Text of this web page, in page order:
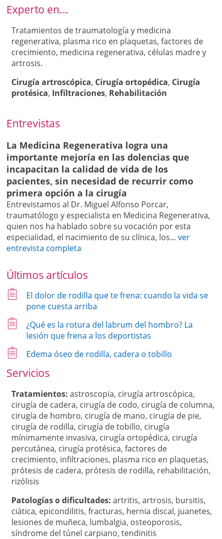
Experto en...
Tratamientos de traumatología y medicina
regenerativa, plasma rico en plaquetas, factores de
crecimiento, medicina regenerativa, células madre y
artrosis.
Cirugía artroscópica, Cirugía ortopédica, Cirugía
protésica, Infiltraciones, Rehabilitación
Entrevistas
La Medicina Regenerativa logra una
importante mejoría en las dolencias que
incapacitan la calidad de vida de los
pacientes, sin necesidad de recurrir como
primera opción a la cirugía
Entrevistamos al Dr. Miguel Alfonso Porcar,
traumatólogo y especialista en Medicina Regenerativa,
quien nos ha hablado sobre su vocación por esta
especialidad, el nacimiento de su clínica, los...ver
entrevista completa
Últimos artículos
El dolor de rodilla que te frena: cuando la vida se
pone cuesta arriba
¿Qué es la rotura del labrum del hombro? La
lesión que frena a los deportistas
Edema óseo de rodilla, cadera o tobillo
Servicios
Tratamientos: astroscopia, cirugía artroscópica,
cirugía de cadera, cirugía de codo, cirugía de columna,
cirugía de hombro, cirugía de mano, cirugía de pie,
cirugía de rodilla, cirugía de tobillo, cirugía
mínimamente invasiva, cirugía ortopédica, cirugía
percutánea, cirugía protésica,factores de
crecimiento, infiltraciones, plasma rico en plaquetas,
prótesis de cadera, prótesis de rodilla, rehabilitación,
rizólisis
Patologí­as o dificultades: artritis,artrosis, bursitis,
ciática, epicondilitis,fracturas, hernia discal, juanetes,
lesiones de muñeca, lumbalgia, osteoporosis,
síndrome del túnel carpiano,tendinitis